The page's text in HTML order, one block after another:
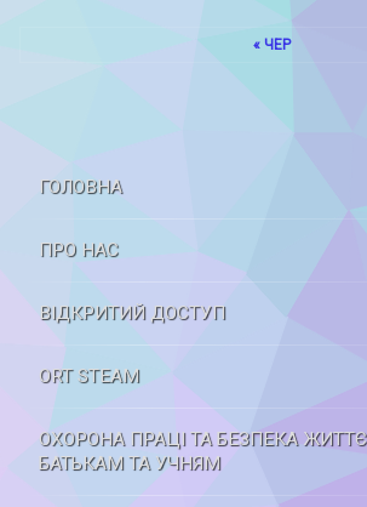
« ЧЕР
ГОЛОВНА
ПРО НАС
ВІДКРИТИЙ ДОСТУП
ORT STEAM
ОХОРОНА ПРАЦІ ТА БЕЗПЕКА
БАТЬКАМ ТА УЧНЯМ